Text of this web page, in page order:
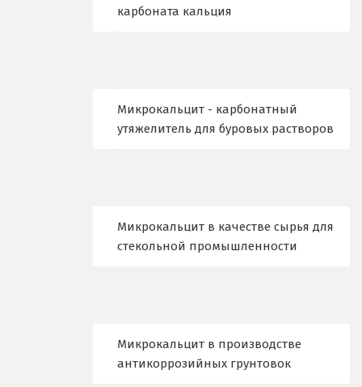
Верхняя Пышма
карбоната кальция
Микрокальцит - карбонатный
утяжелитель для буровых растворов
Микрокальцит в качестве сырья для
стекольной промышленности
Микрокальцит в производстве
антикоррозийных грунтовок